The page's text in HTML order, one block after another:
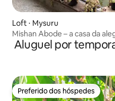
Loft ⋅ Mysuru
Mishan Abode – a casa da
Aluguel por
Preferido dos hóspedes
Preferido dos hóspedes